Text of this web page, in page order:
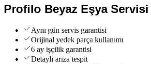
Profilo Beyaz Eşya Servisi
Aynı gün servis garantisi
Orijinal yedek parça kullanımı
6 ay işçilik garantisi
Detaylı arıza tespit